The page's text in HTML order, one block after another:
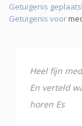
Getuigenis
Getuigenis voor
Heel fijn
En verteld
horen Es